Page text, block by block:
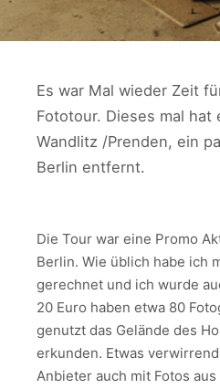
Es war Mal wieder Zeit
Fototour. Dieses mal hat
Wandlitz /Prenden, ein
Berlin entfernt.
Die Tour war eine Promo
Berlin. Wie üblich habe ich
gerechnet und ich wurde
20 Euro haben etwa 80
genutzt das Gelände des
erkunden. Etwas
Anbieter auch mit Fotos